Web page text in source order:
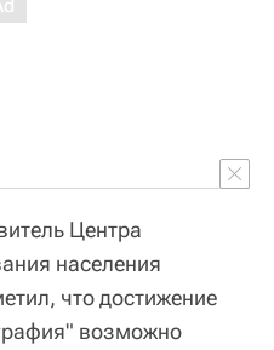
Центра
населения
что достижение
возможно